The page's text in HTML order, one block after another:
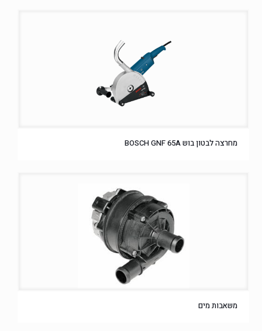
מחרצה לבטון בוש BOSCH GNF 65A
משאבות מים